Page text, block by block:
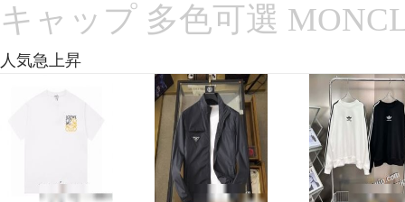
キャップ 多色可選
人気急上昇